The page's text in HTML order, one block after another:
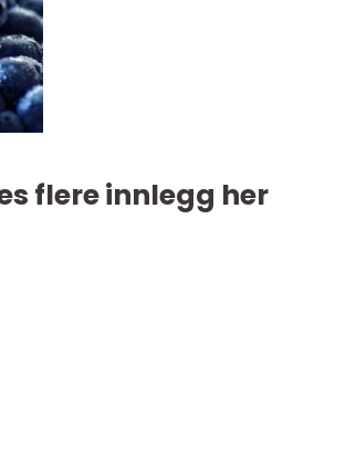
flere innlegg her